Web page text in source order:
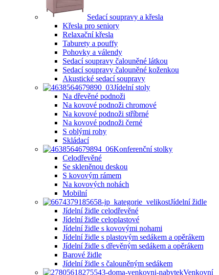
Sedací soupravy a křesla
Křesla pro seniory
Relaxační křesla
Taburety a pouffy
Pohovky a válendy
Sedací soupravy čalouněné látkou
Sedací soupravy čalouněné koženkou
Akustické sedací soupravy
Jídelní stoly
Na dřevěné podnoži
Na kovové podnoži chromové
Na kovové podnoži stříbrné
Na kovové podnoži černé
S oblými rohy
Skládací
Konferenční stolky
Celodřevěné
Se skleněnou deskou
S kovovým rámem
Na kovových nohách
Mobilní
Jídelní židle
Jídelní židle celodřevěné
Jídelní židle celoplastové
Jídelní židle s kovovými nohami
Jídelní židle s plastovým sedákem a opěrákem
Jídelní židle s dřevěným sedákem a opěrákem
Barové židle
Jídelní židle s čalouněným sedákem
Venkovní